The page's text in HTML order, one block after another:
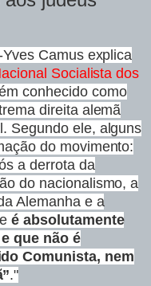
Camus explica
Socialista dos
conhecido como
direita alemã
Segundo ele, alguns
do movimento:
a derrota da
do nacionalismo, a
Alemanha e a
é absolutamente
que não é
Comunista, nem
."